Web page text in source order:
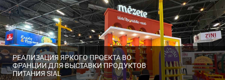
РЕАЛИЗАЦИЯ ЯРКОГО ПРОЕКТА ВО
ФРАНЦИИ ДЛЯ ВЫСТАВКИ ПРОДУКТОВ
ПИТАНИЯ SIAL